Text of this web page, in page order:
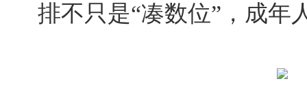
排不只是“凑数位”，成年